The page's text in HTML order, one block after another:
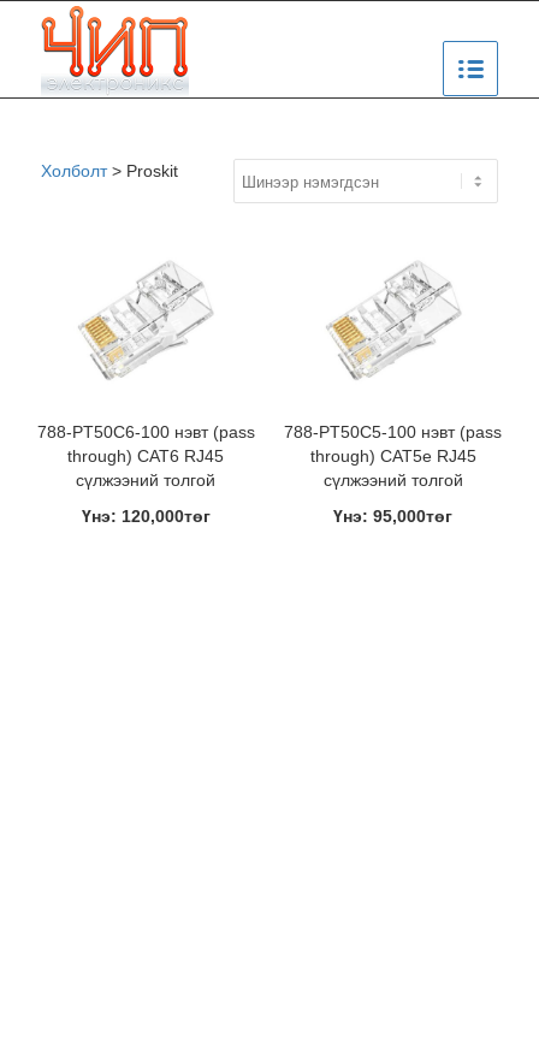
Холболт> Proskit
788-PT50C6-100 нэвт (pass
through) CAT6 RJ45
сүлжээний толгой
Үнэ: 120,000төг
788-PT50C5-100 нэвт (pass
through) CAT5e RJ45
сүлжээний толгой
Үнэ: 95,000төг